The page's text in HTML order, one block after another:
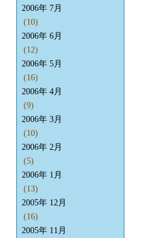
2006年 7月
(10)
2006年 6月
(12)
2006年 5月
(16)
2006年 4月
(9)
2006年 3月
(10)
2006年 2月
(5)
2006年 1月
(13)
2005年 12月
(16)
2005年 11月